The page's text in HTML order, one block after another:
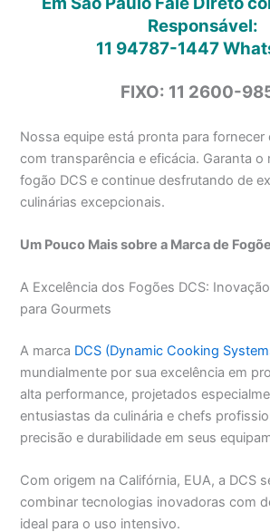
Responsável:
11 94787-1447
FIXO: 11 2600-
Nossa equipe está pronta para fornecer
com transparência e eficácia. Garanta o
fogão DCS e continue desfrutando de
culinárias excepcionais.
Um Pouco Mais sobre a Marca de
A Excelência dos Fogões DCS:
para Gourmets
A marca DCS (Dynamic Cooking
mundialmente por sua excelência em
alta performance, projetados
entusiastas da culinária e chefs
precisão e durabilidade em seus
Com origem na Califórnia, EUA, a DCS
combinar tecnologias inovadoras com
ideal para o uso intensivo.